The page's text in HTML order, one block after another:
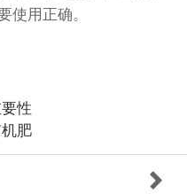
使用正确。
性
肥